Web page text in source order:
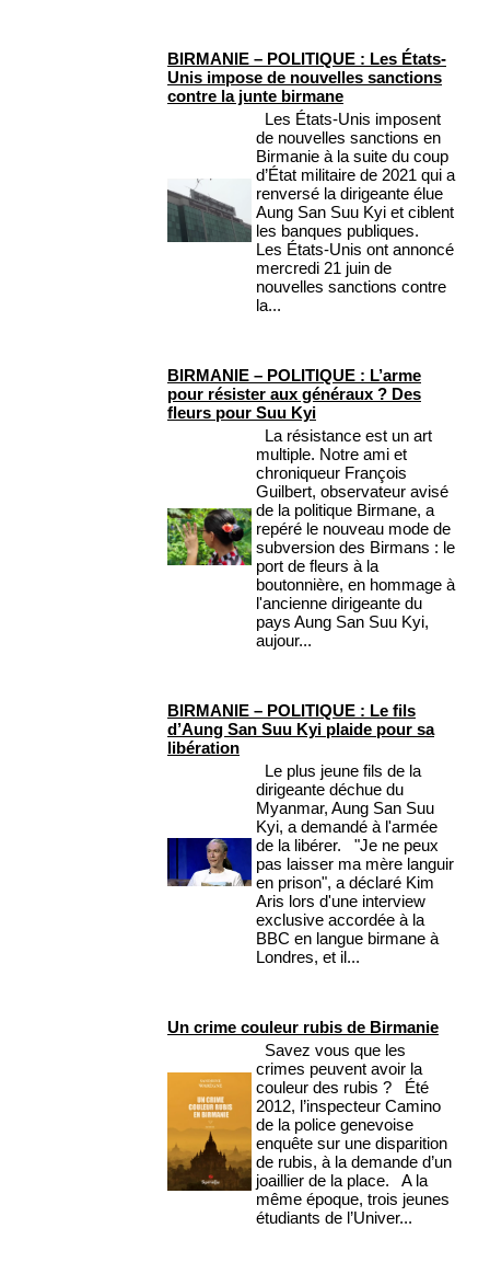
BIRMANIE – POLITIQUE : Les États-
Unis impose de nouvelles sanctions
contre la junte birmane
Les États-Unis imposent
de nouvelles sanctions en
Birmanie à la suite du coup
d’État militaire de 2021 qui a
renversé la dirigeante élue
Aung San Suu Kyi et ciblent
les banques publiques.
Les États-Unis ont annoncé
mercredi 21 juin de
nouvelles sanctions contre
la...
BIRMANIE – POLITIQUE : L’arme
pour résister aux généraux ? Des
fleurs pour Suu Kyi
La résistance est un art
multiple. Notre ami et
chroniqueur François
Guilbert, observateur avisé
de la politique Birmane, a
repéré le nouveau mode de
subversion des Birmans : le
port de fleurs à la
boutonnière, en hommage à
l'ancienne dirigeante du
pays Aung San Suu Kyi,
aujour...
BIRMANIE – POLITIQUE : Le fils
d’Aung San Suu Kyi plaide pour sa
libération
Le plus jeune fils de la
dirigeante déchue du
Myanmar, Aung San Suu
Kyi, a demandé à l'armée
de la libérer. "Je ne peux
pas laisser ma mère languir
en prison", a déclaré Kim
Aris lors d'une interview
exclusive accordée à la
BBC en langue birmane à
Londres, et il...
Un crime couleur rubis de Birmanie
Savez vous que les
crimes peuvent avoir la
couleur des rubis ? Été
2012, l’inspecteur Camino
de la police genevoise
enquête sur une disparition
de rubis, à la demande d’un
joaillier de la place. A la
même époque, trois jeunes
étudiants de l’Univer...